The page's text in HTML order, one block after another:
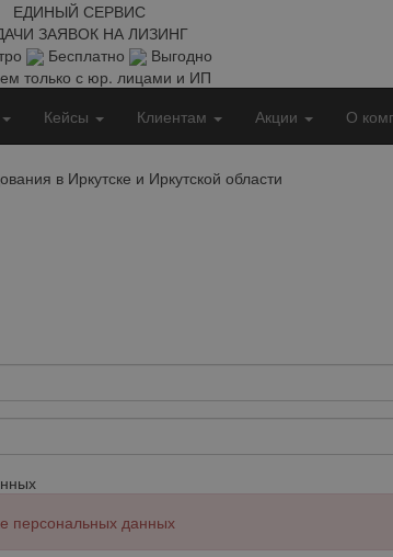
ЕДИНЫЙ СЕРВИС
ЗАЯВОК НА ЛИЗИНГ
Бесплатно
Выгодно
только с юр. лицами и ИП
Кейсы Клиентам Акции О
в Иркутске и Иркутской области
персональных данных